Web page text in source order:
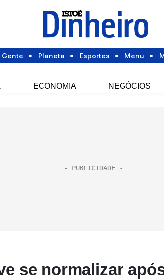
Gente Planeta Esportes Menu
ECONOMIA NEGÓCIOS
se normalizar